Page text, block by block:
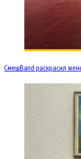
СмешBand раскрасил